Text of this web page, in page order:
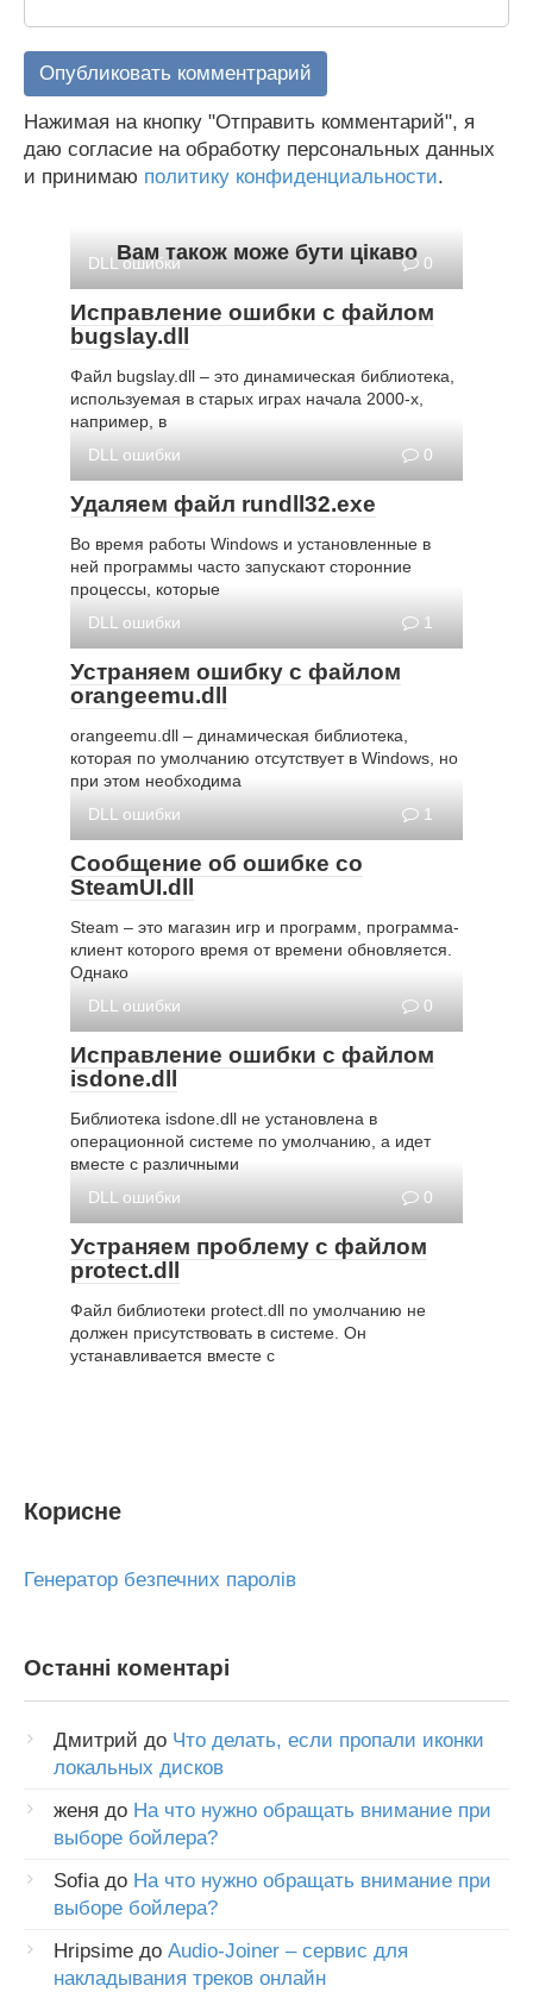
Нажимая на кнопку "Отправить комментарий", я
даю согласие на обработку персональных данных
и принимаю политику конфиденциальности.
Вам також може бути цікаво
DLL ошибки 0
Исправление ошибки с файлом
bugslay.dll
Файл bugslay.dll – это динамическая библиотека,
используемая в старых играх начала 2000-х,
например, в
DLL ошибки
0
Удаляем файл rundll32.exe
Во время работы Windows и установленные в
ней программы часто запускают сторонние
процессы, которые
DLL ошибки
1
Устраняем ошибку с файлом
orangeemu.dll
orangeemu.dll – динамическая библиотека,
которая по умолчанию отсутствует в Windows, но
при этом необходима
DLL ошибки
1
Сообщение об ошибке со
SteamUI.dll
Steam – это магазин игр и программ, программа-
клиент которого время от времени обновляется.
Однако
DLL ошибки
0
Исправление ошибки с файлом
isdone.dll
Библиотека isdone.dll не установлена в
операционной системе по умолчанию, а идет
вместе с различными
DLL ошибки
0
Устраняем проблему с файлом
protect.dll
Файл библиотеки protect.dll по умолчанию не
должен присутствовать в системе. Он
устанавливается вместе с
Корисне
Генератор безпечних паролів
Останні коментарі
Дмитрий до Что делать, если пропали иконки
локальных дисков
женя до На что нужно обращать внимание при
выборе бойлера?
Sofiaдо На что нужно обращать внимание при
выборе бойлера?
Hripsime до Audio-Joiner – сервис для
накладывания треков онлайн